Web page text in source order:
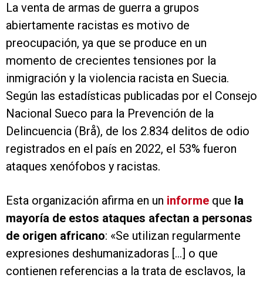
La venta de armas de guerra a grupos
abiertamente racistas es motivo de
preocupación, ya que se produce en un
momento de crecientes tensiones por la
inmigración y la violencia racista en Suecia.
Según las estadísticas publicadas por el Consejo
Nacional Sueco para la Prevención de la
Delincuencia (Brå), de los 2.834 delitos de odio
registrados en el país en 2022, el 53% fueron
ataques xenófobos y racistas.
Esta organización afirma en un informe que la
mayoría de estos ataques afectan a personas
de origen africano: «Se utilizan regularmente
expresiones deshumanizadoras [...] o que
contienen referencias a la trata de esclavos, la